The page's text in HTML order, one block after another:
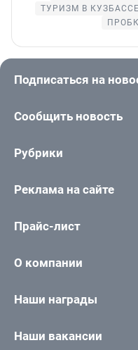
ТУРИЗМ В КУЗБАССЕ
Подписаться на
Сообщить новость
Рубрики
Реклама на сайте
Прайс-лист
О компании
Наши награды
Наши вакансии